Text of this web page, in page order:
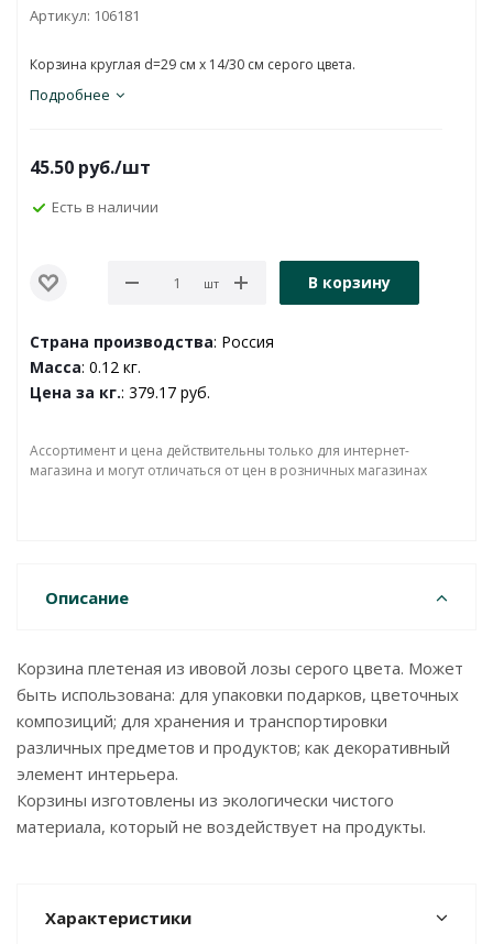
Артикул: 106181
Корзина круглая d=29 см х 14/30 см серого цвета.
Подробнее
45.50 руб./шт
Есть в наличии
шт В корзину
Страна производства: Россия
Масса: 0.12 кг.
Цена за кг.: 379.17 руб.
Ассортимент и цена действительны только для интернет-
магазина и могут отличаться от цен в розничных магазинах
Описание
Корзина плетеная из ивовой лозы серого цвета. Может
быть использована: для упаковки подарков, цветочных
композиций; для хранения и транспортировки
различных предметов и продуктов; как декоративный
элемент интерьера.
Корзины изготовлены из экологически чистого
материала, который не воздействует на продукты.
Характеристики